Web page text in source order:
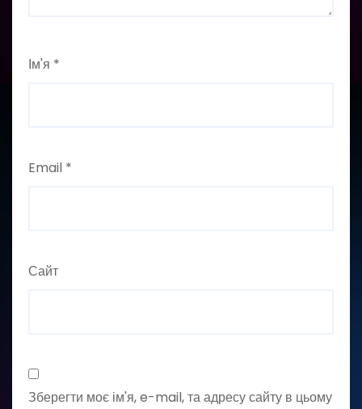
Ім'я *
Email *
Сайт
Зберегти моє ім'я, e-mail, та адресу сайту в цьому